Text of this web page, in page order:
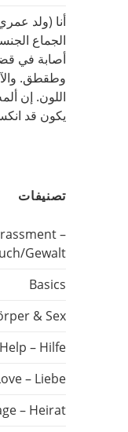
الجماع
أصابة في
وطقطق.
اللون. إن
يكون قد
تصنيفات
–
Gewalt
Basics
& Sex
Help – Hilfe
– Liebe
– Heirat